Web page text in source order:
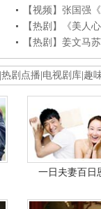
【视频】张国强
【热剧】《美人
【热剧】姜文马
热剧点播 电视剧库 趣
一日夫妻百日